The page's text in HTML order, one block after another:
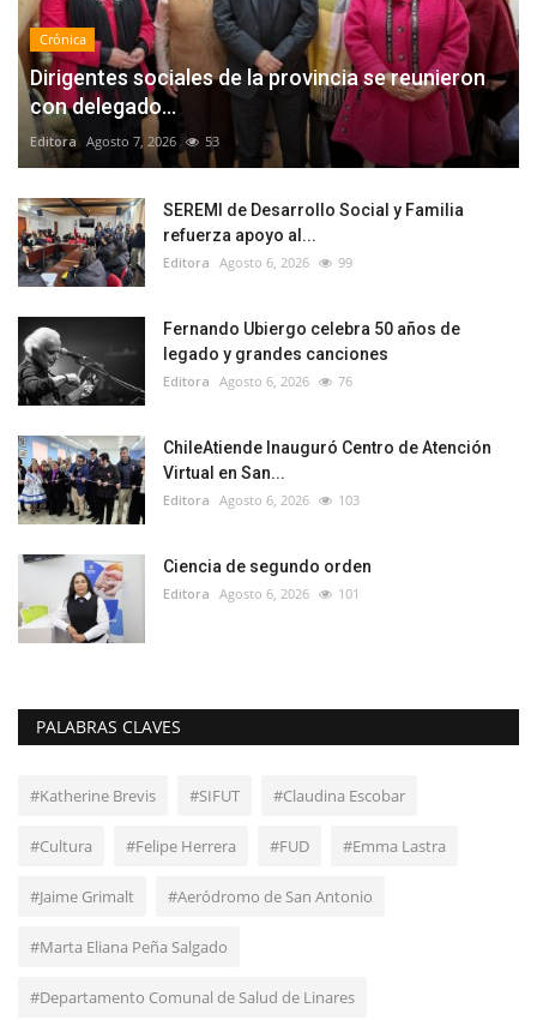
Crónica
Dirigentes sociales de la provincia se reunieron
con delegado...
Editora Agosto 7, 2026 53
SEREMI de Desarrollo Social y Familia
refuerza apoyo al...
Editora Agosto 6, 2026 99
Fernando Ubiergo celebra 50 años de
legado y grandes canciones
Editora Agosto 6, 2026 76
ChileAtiende Inauguró Centro de Atención
Virtual en San...
Editora Agosto 6, 2026 103
Ciencia de segundo orden
Editora Agosto 6, 2026 101
PALABRAS CLAVES
#Katherine Brevis #SIFUT #Claudina Escobar
#Cultura #Felipe Herrera #FUD #Emma Lastra
#Jaime Grimalt #Aeródromo de San Antonio
#Marta Eliana Peña Salgado
#Departamento Comunal de Salud de Linares